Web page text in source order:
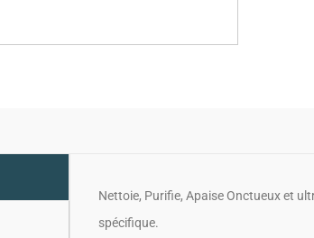
Nettoie, Purifie, Apaise Onctueux et
spécifique.